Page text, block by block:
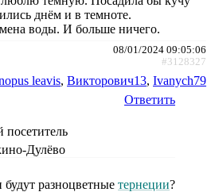
днём и в темноте.
воды. И больше ничего.
08/01/2024 09:05:06
#3128327
leavis, Викторович13, Ivanych79
Ответить
Дулёво
разноцветные тернеции?